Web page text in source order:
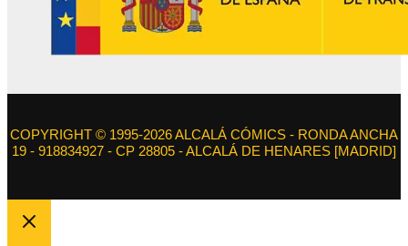
COPYRIGHT © 1995-2026 ALCALÁ CÓMICS - RONDA ANCHA
19 - 918834927 - CP 28805 - ALCALÁ DE HENARES [MADRID]